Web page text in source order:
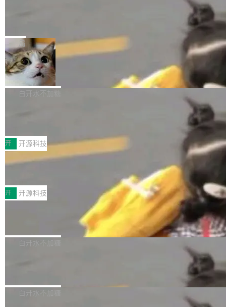
一在人才争夺战中失血的公司。六月，Google
连失两员大将：Noam Shazeer 去了 Op...
er HE-AAC 960 解码 (DAB+) transpose_cuda
filter 添加 AMF Frame Rate Converter (vf_frc
_amf) filter SMPTE 2094-50 元数据支持和直
通 ProRes RAW VideoToolbox 硬件加速器 AP
V ...
Code 在 X 上发帖：「DeepSeek Flash did 8T
tokens on August 1st. 5T of free usage + 3T
on OpenCode Go.」79.8 万次浏览，连带着 #
DeepSeek一天消耗了8万亿# 上了微博热搜——
注意这是 OpenCode 一家的消耗。 OpenCode
不完。」5T 来自免费额度，3T 来自 Go...
局
NetBSD 11.0 正式发布
NetBSD 11.0 现已正式发布，这是 NetBSD 操
作系统的第十八个主要版本。 自 NetBSD 10.1
ve JH71XX 的设备，例如 VisionFive 2、PINE
64 STAR64，以及 QEMU。 增强了对 POSIX.1
-2024 和 C23 编程接口标准的兼容性。 compat
_linux(8) 增强了对 Linux 系统调用的支持，包
括 epoll（围绕 kqueue 实现）、POSIX 消息队
列、...
白开水不加糖
案
享会在上海举办。鸿蒙生态的全场景智慧营销平
台鲸鸿动能协同华为游戏中心，面向游戏行业开
发者及生态伙伴，系统呈现了平台在游戏领域的
完整能力版图——从IAP高价值用户的全周期经
营、到IAA游戏的“买变一体”正循环、再到联运与
广告协同的全链路经营闭环，以及面向全球市场
的出海增长布局。 华为终端云业务商业化销售负
责人在开场致辞中表示，游戏开发者的核心诉求
已不再是“多一个投放渠道”，而是一套能够持续
高质量游戏...
开 开源科技
技嘉X3D系列再添新成员 B850 AORU
面向AMD Ryzen X3D处理器玩家，技嘉X3D系
列主板阵容迎来新成员——B850 AORUS ELITE
X3D。作为面向主流高性能平台打造的全新主板
产品，B850 AORUS ELITE X3D延续技嘉在X3
D平台优化上的技术积累，旨在为游戏玩家带来
更稳定、更高效的装机选择。 B850 AORUS ELI
式2.0，可根据不同使用场景释放处理器潜力，
开 开源科技
Zadig v5.0 发布：AI 发布专员与 AI 审
我们团队这几天最大的卡点不是 AI 写得不够
好，是 AI 写得太好了。 好到审查排期从两天的
过 1528 名开发者，85% 说 AI 把瓶颈从写代码
白开水不加糖
数据库，有一个图形后端。作为一个原生的 Gra
白开水不加糖